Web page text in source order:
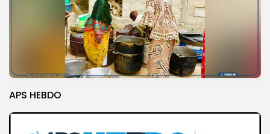
APS HEBDO